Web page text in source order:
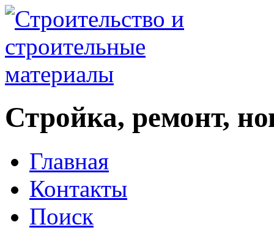
Стройка, ремонт,
Главная
Контакты
Поиск